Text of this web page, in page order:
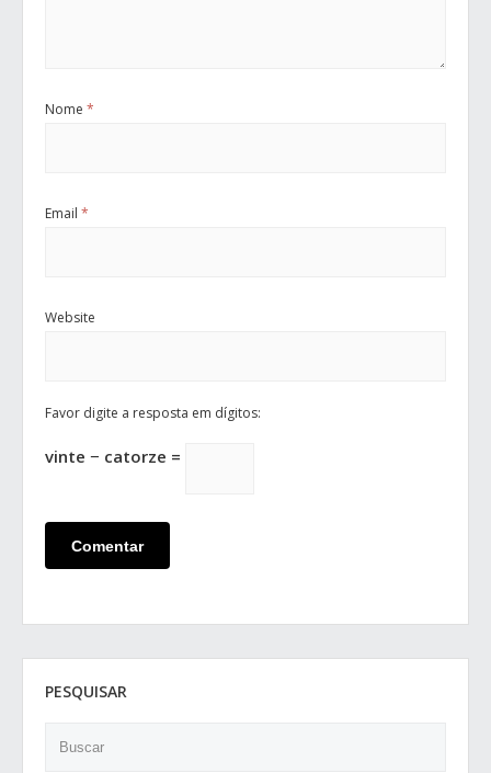
Nome *
Email *
Website
Favor digite a resposta em dígitos:
vinte − catorze =
PESQUISAR